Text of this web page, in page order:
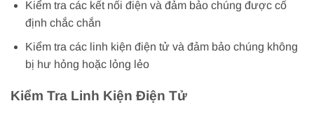
Kiểm tra các kết nối điện và đảm bảo chúng được cố
định chắc chắn
Kiểm tra các linh kiện điện tử và đảm bảo chúng không
bị hư hỏng hoặc lỏng lẻo
Kiểm Tra Linh Kiện Điện Tử